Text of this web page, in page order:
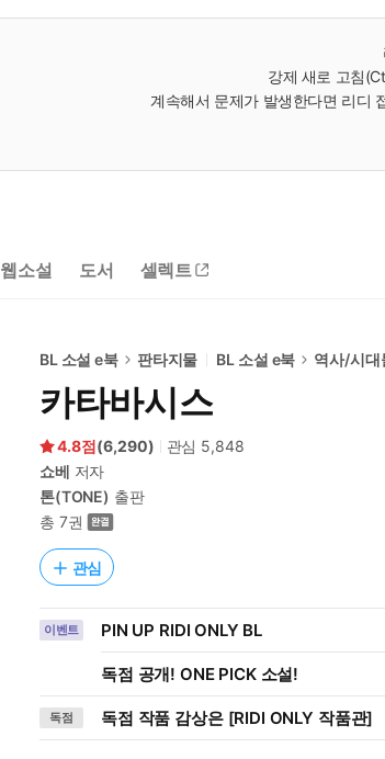
강제 새로 고침
계속해서 문제가 발생한다면 리디
웹소설 도서 셀렉트
BL 소설 e북 판타지물 BL 소설 e북 역사/시대
카타바시스
4.8 (6,290) 관심 5,848
쇼베 저자
톤(TONE) 출판
총 7권
관심
이벤트 PIN UP RIDI ONLY BL
독점 공개! ONE PICK 소설!
독점 독점 작품 감상은 [RIDI ONLY 작품관]